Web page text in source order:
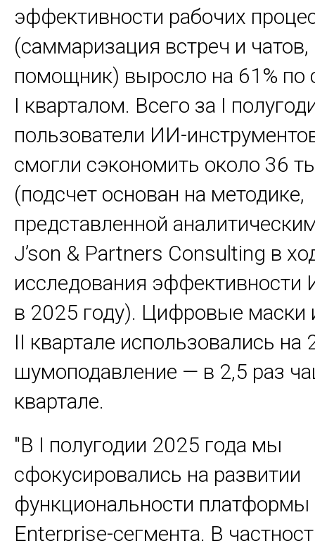
эффективности рабочих
(саммаризация встреч и
помощник) выросло на 61% по
I кварталом. Всего за I
пользователи ИИ-
смогли сэкономить около 36
(подсчет основан на методике,
представленной
J’son & Partners Consulting в
исследования
в 2025 году). Цифровые маски
II квартале использовались на
шумоподавление — в 2,5 раз
квартале.
"В I полугодии 2025 года мы
сфокусировались на развитии
функциональности платформы
Enterprise-сегмента. В